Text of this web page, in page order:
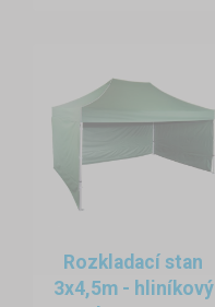
Rozkladací stan
3x4,5m - hliníkový